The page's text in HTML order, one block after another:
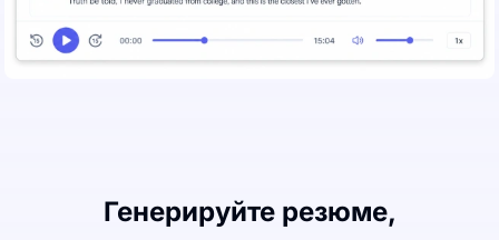
Генерируйте резюме,